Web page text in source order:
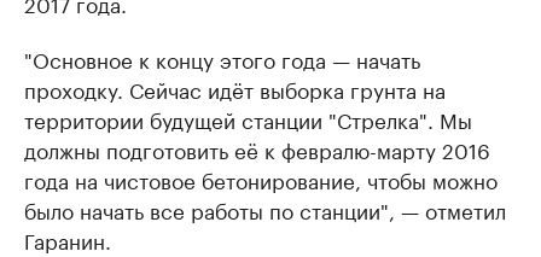
"Основное к концу этого года — начать
проходку. Сейчас идёт выборка грунта на
территории будущей станции "Стрелка". Мы
должны подготовить её к февралю-марту 2016
года на чистовое бетонирование, чтобы можно
было начать все работы по станции", — отметил
Гаранин.